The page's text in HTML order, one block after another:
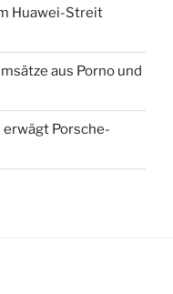
Huawei-Streit
aus Porno und
Porsche-